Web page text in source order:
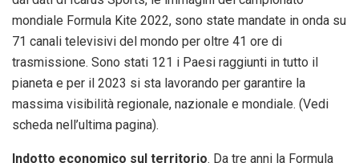
mondiale Formula Kite 2022, sono state mandate in onda su
71 canali televisivi del mondo per oltre 41 ore di
trasmissione. Sono stati 121 i Paesi raggiunti in tutto il
pianeta e per il 2023 si sta lavorando per garantire la
massima visibilità regionale, nazionale e mondiale. (Vedi
scheda nell’ultima pagina).
Indotto economico sul territorio. Da tre anni la Formula